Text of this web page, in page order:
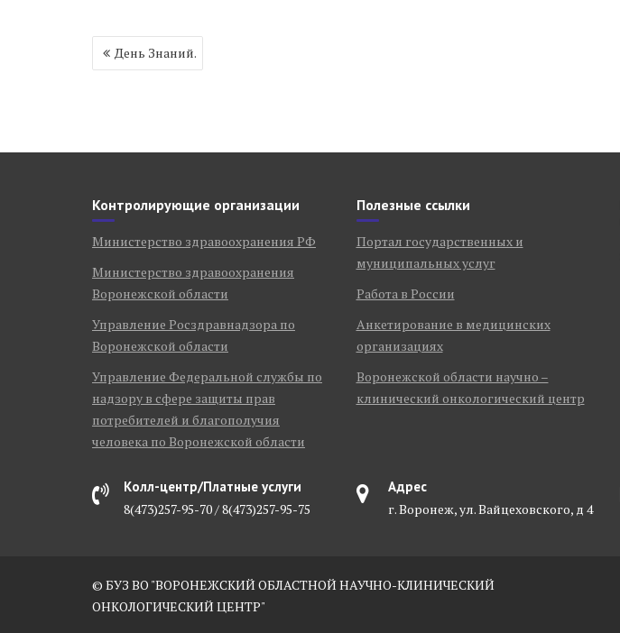
Навигация
по
День Знаний.
Контролирующие организации
Министерство здравоохранения РФ
Министерство здравоохранения
Воронежской области
Управление Росздравнадзора по
Воронежской области
Управление Федеральной службы по
надзору в сфере защиты прав
потребителей и благополучия
человека по Воронежской области
Полезные ссылки
Портал государственных и
муниципальных услуг
Работа в России
Анкетирование в медицинских
организациях
Воронежской области научно –
клинический онкологический центр
Колл-центр/Платные услуги
8(473)257-95-70 / 8(473)257-95-75
Адрес
г. Воронеж, ул. Вайцеховского, д 4
© БУЗ ВО "ВОРОНЕЖСКИЙ ОБЛАСТНОЙ НАУЧНО-КЛИНИЧЕСКИЙ
ОНКОЛОГИЧЕСКИЙ ЦЕНТР"